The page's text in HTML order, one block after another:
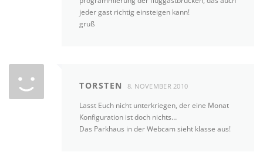
jeder gast richtig einsteigen kann!
gruß
TORSTEN 8. NOVEMBER 2010
Lasst Euch nicht unterkriegen, der eine Monat
Konfiguration ist doch nichts…
Das Parkhaus in der Webcam sieht klasse aus!